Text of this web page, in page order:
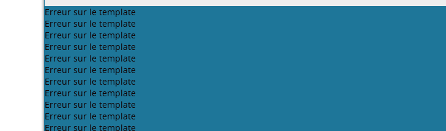
Erreur sur le template
Erreur sur le template
Erreur sur le template
Erreur sur le template
Erreur sur le template
Erreur sur le template
Erreur sur le template
Erreur sur le template
Erreur sur le template
Erreur sur le template
Erreur sur le template